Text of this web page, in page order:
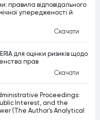
правила відповідального
упередженості й
Скачати
для оцінки ризиків щодо
прав
Скачати
Proceedings:
Interest, and the
(The Author’s Analytical